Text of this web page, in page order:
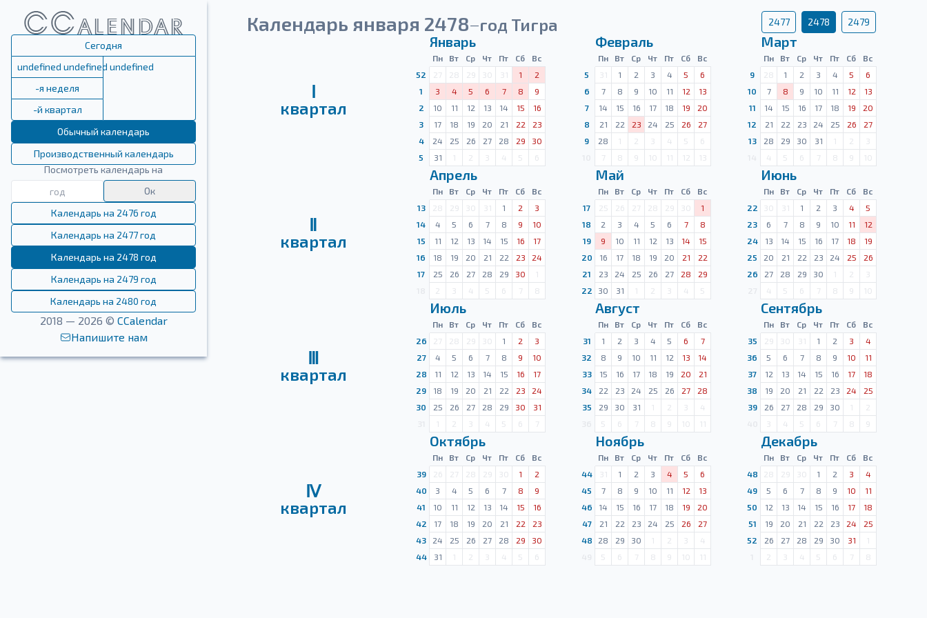
Сегодня
undefined undefined undefined
-я неделя
-й квартал
Обычный календарь
Производственный календарь
Посмотреть календарь на
Ок
Календарь на 2476 год
Календарь на 2477 год
Календарь на 2478 год
Календарь на 2479 год
Календарь на 2480 год
2018 — 2026 © CCalendar
Напишите нам
Календарь января 2478—год Тигра 2477 2478 2479
Ⅰ
квартал
Январь
Пн Вт Ср Чт Пт Сб
Вс
52
27 28 29 30 31 1
2
1
3 4 5 6 7 8
9
2
10 11 12 13 14 15
16
3
17 18 19 20 21 22
23
4
24 25 26 27 28 29
30
5
31 1 2 3 4 5 6
Февраль
Пн Вт Ср Чт Пт Сб
Вс
5
31 1 2 3 4 5
6
6
7 8 9 10 11 12
13
7
14 15 16 17 18 19
20
8
21 22 23 24 25 26
27
9
28 1 2 3 4 5
6
7 8 9 10 11 12 13
Март
Пн Вт Ср Чт Пт Сб
Вс
9
28 1 2 3 4 5
6
10
7 8 9 10 11 12
13
11
14 15 16 17 18 19
20
12
21 22 23 24 25 26
27
13
28 29 30 31 1 2
3
4 5 6 7 8 9 10
Ⅱ
квартал
Апрель
Пн Вт Ср Чт Пт Сб
Вс
13
28 29 30 31 1 2
3
14
4 5 6 7 8 9
10
15
11 12 13 14 15 16
17
16
18 19 20 21 22 23
24
17
25 26 27 28 29 30
1
2 3 4 5 6 7 8
Май
Пн Вт Ср Чт Пт Сб
Вс
17
25 26 27 28 29 30
1
18
2 3 4 5 6 7
8
19
9 10 11 12 13 14
15
20
16 17 18 19 20 21
22
21
23 24 25 26 27 28
29
22
30 31 1 2 3 4 5
Июнь
Пн Вт Ср Чт Пт Сб
Вс
22
30 31 1 2 3 4
5
23
6 7 8 9 10 11
12
24
13 14 15 16 17 18
19
25
20 21 22 23 24 25
26
26
27 28 29 30 1 2
3
4 5 6 7 8 9 10
Ⅲ
квартал
Июль
Пн Вт Ср Чт Пт Сб
Вс
26
27 28 29 30 1 2
3
27
4 5 6 7 8 9
10
28
11 12 13 14 15 16
17
29
18 19 20 21 22 23
24
30
25 26 27 28 29 30
31
1 2 3 4 5 6 7
Август
Пн Вт Ср Чт Пт Сб
Вс
31
1 2 3 4 5 6
7
32
8 9 10 11 12 13
14
33
15 16 17 18 19 20
21
34
22 23 24 25 26 27
28
35
29 30 31 1 2 3
4
5 6 7 8 9 10 11
Сентябрь
Пн Вт Ср Чт Пт Сб
Вс
35
29 30 31 1 2 3
4
36
5 6 7 8 9 10
11
37
12 13 14 15 16 17
18
38
19 20 21 22 23 24
25
39
26 27 28 29 30 1
2
3 4 5 6 7 8 9
Ⅳ
квартал
Октябрь
Пн Вт Ср Чт Пт Сб
Вс
39
26 27 28 29 30 1
2
40
3 4 5 6 7 8
9
41
10 11 12 13 14 15
16
42
17 18 19 20 21 22
23
43
24 25 26 27 28 29
30
44
31 1 2 3 4 5 6
Ноябрь
Пн Вт Ср Чт Пт Сб
Вс
44
31 1 2 3 4 5
6
45
7 8 9 10 11 12
13
46
14 15 16 17 18 19
20
47
21 22 23 24 25 26
27
48
28 29 30 1 2 3
4
5 6 7 8 9 10 11
Декабрь
Пн Вт Ср Чт Пт Сб
Вс
48
28 29 30 1 2 3
4
49
5 6 7 8 9 10
11
50
12 13 14 15 16 17
18
51
19 20 21 22 23 24
25
52
26 27 28 29 30 31
1
2 3 4 5 6 7 8